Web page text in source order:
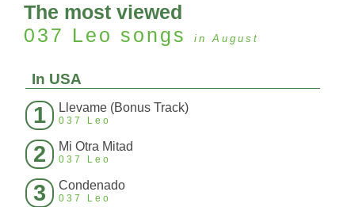
The most viewed
037 Leo songs in August
In USA
1 Llevame (Bonus Track)
037 Leo
2 Mi Otra Mitad
037 Leo
3 Condenado
037 Leo